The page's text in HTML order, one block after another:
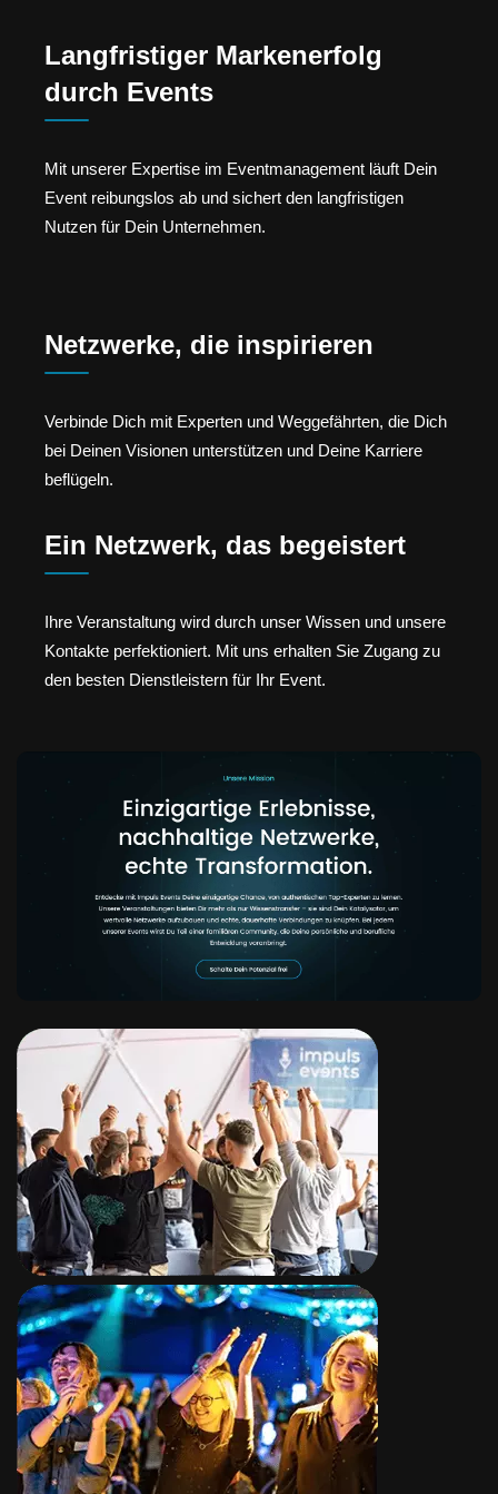
Langfristiger Markenerfolg
durch Events
Mit unserer Expertise im Eventmanagement läuft Dein
Event reibungslos ab und sichert den langfristigen
Nutzen für Dein Unternehmen.
Netzwerke, die inspirieren
Verbinde Dich mit Experten und Weggefährten, die Dich
bei Deinen Visionen unterstützen und Deine Karriere
beflügeln.
Ein Netzwerk, das begeistert
Ihre Veranstaltung wird durch unser Wissen und unsere
Kontakte perfektioniert. Mit uns erhalten Sie Zugang zu
den besten Dienstleistern für Ihr Event.